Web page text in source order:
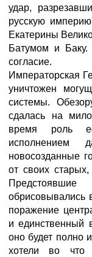
удар,
русскую
Екатерины
Батумом и
согласие.
Императорская
уничтожен
системы.
сдалась на
время роль ее
исполнением
новосозданные
от своих
обрисовывались
поражение
и единственный
оно будет полно
хотели во